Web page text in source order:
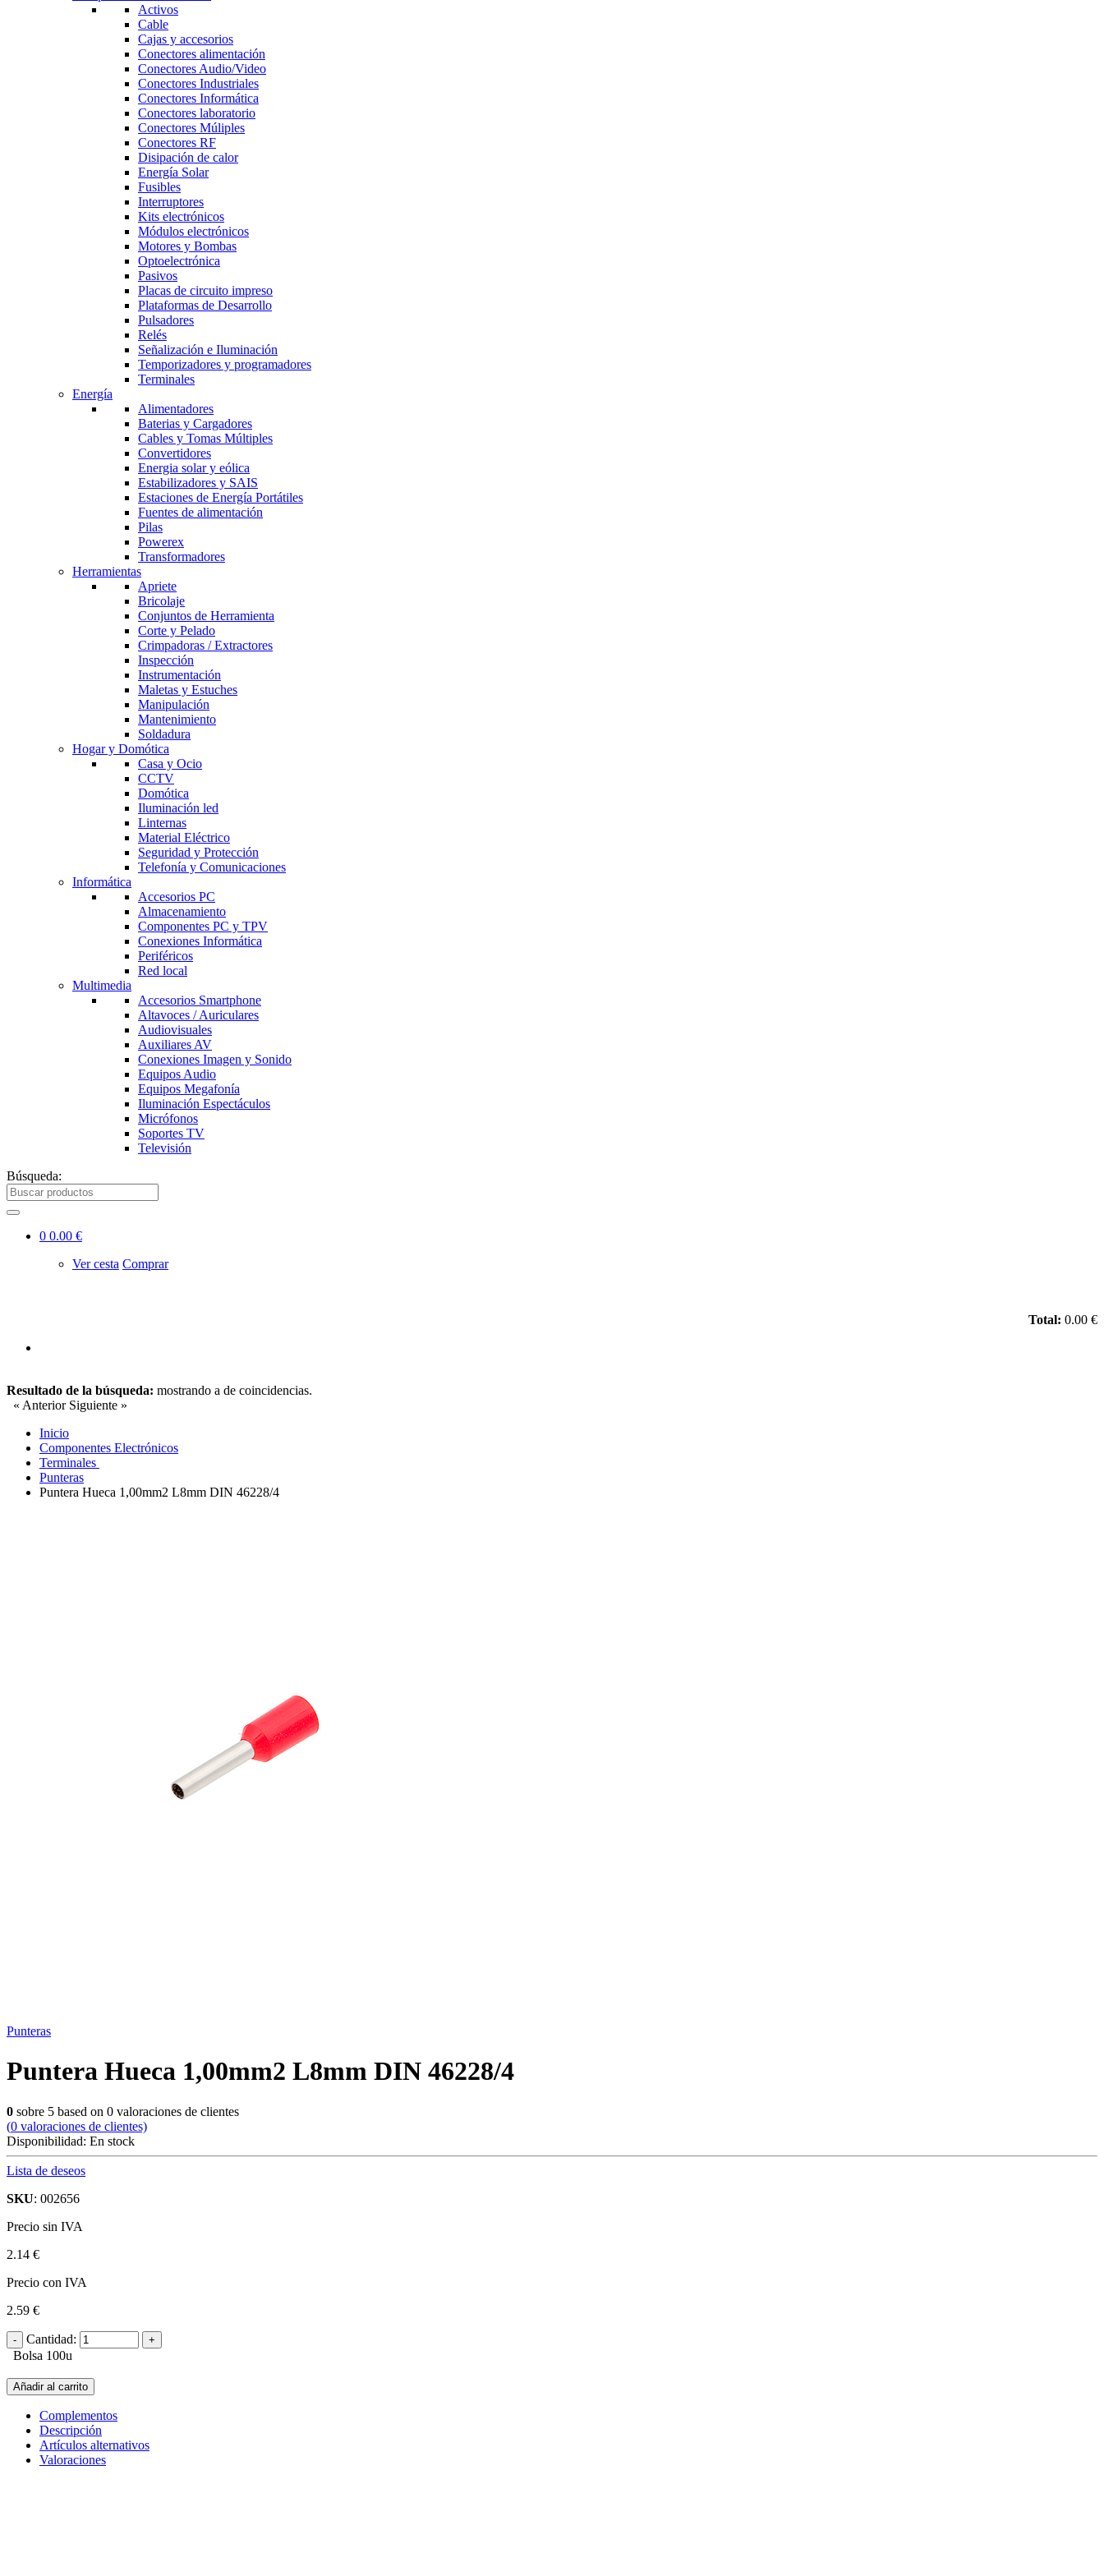
Activos
Cable
Cajas y accesorios
Conectores alimentación
Conectores Audio/Video
Conectores Industriales
Conectores Informática
Conectores laboratorio
Conectores Múliples
Conectores RF
Disipación de calor
Energía Solar
Fusibles
Interruptores
Kits electrónicos
Módulos electrónicos
Motores y Bombas
Optoelectrónica
Pasivos
Placas de circuito impreso
Plataformas de Desarrollo
Pulsadores
Relés
Señalización e Iluminación
Temporizadores y programadores
Terminales
Energía
Alimentadores
Baterias y Cargadores
Cables y Tomas Múltiples
Convertidores
Energia solar y eólica
Estabilizadores y SAIS
Estaciones de Energía Portátiles
Fuentes de alimentación
Pilas
Powerex
Transformadores
Herramientas
Apriete
Bricolaje
Conjuntos de Herramienta
Corte y Pelado
Crimpadoras / Extractores
Inspección
Instrumentación
Maletas y Estuches
Manipulación
Mantenimiento
Soldadura
Hogar y Domótica
Casa y Ocio
CCTV
Domótica
Iluminación led
Linternas
Material Eléctrico
Seguridad y Protección
Telefonía y Comunicaciones
Informática
Accesorios PC
Almacenamiento
Componentes PC y TPV
Conexiones Informática
Periféricos
Red local
Multimedia
Accesorios Smartphone
Altavoces / Auriculares
Audiovisuales
Auxiliares AV
Conexiones Imagen y Sonido
Equipos Audio
Equipos Megafonía
Iluminación Espectáculos
Micrófonos
Soportes TV
Televisión
Búsqueda:
0 0.00 €
Ver cesta Comprar
Total: 0.00 €
Resultado de la búsqueda: mostrando a de coincidencias.
« Anterior Siguiente »
Inicio
Componentes Electrónicos
Terminales
Punteras
Puntera Hueca 1,00mm2 L8mm DIN 46228/4
Punteras
Puntera Hueca 1,00mm2 L8mm DIN 46228/4
0 sobre 5 based on 0 valoraciones de clientes
(0 valoraciones de clientes)
Disponibilidad: En stock
Lista de deseos
SKU: 002656
Precio sin IVA
2.14 €
Precio con IVA
2.59 €
Cantidad:
Bolsa 100u
Añadir al carrito
Complementos
Descripción
Artículos alternativos
Valoraciones